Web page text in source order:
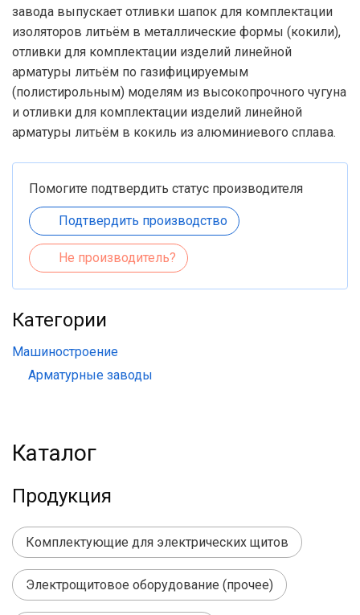
завода выпускает отливки шапок для комплектации
изоляторов литьём в металлические формы (кокили),
отливки для комплектации изделий линейной
арматуры литьём по газифицируемым
(полистирольным) моделям из высокопрочного чугуна
и отливки для комплектации изделий линейной
арматуры литьём в кокиль из алюминиевого сплава.
Помогите подтвердить статус производителя
Подтвердить производство
Не производитель?
Категории
Машиностроение
Арматурные заводы
Каталог
Продукция
Комплектующие для электрических щитов
Электрощитовое оборудование (прочее)